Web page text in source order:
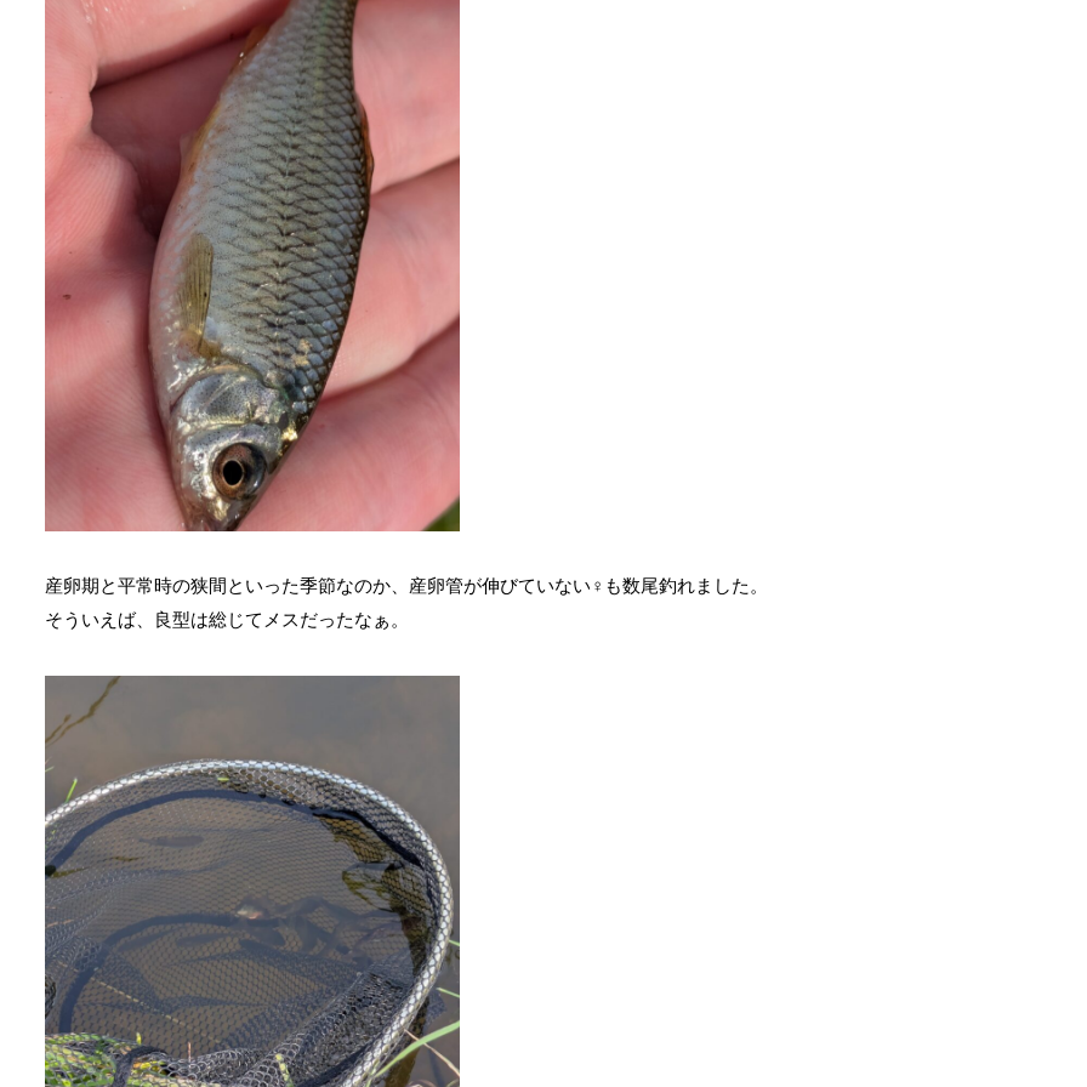
産卵期と平常時の狭間といった季節なのか、産卵管が伸びていない♀も数尾釣れました。
そういえば、良型は総じてメスだったなぁ。